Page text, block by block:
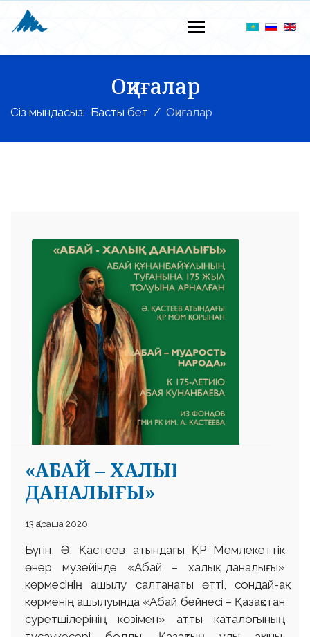
Оқиғалар
Сіз мындасыз: Басты бет Оқиғалар
«АБАЙ – ХАЛЫҚ
ДАНАЛЫҒЫ»
13 Қараша 2020
Бүгін, Ә. Қастеев атындағы ҚР Мемлекеттік
өнер музейінде «Абай – халық даналығы»
көрмесінің ашылу салтанаты өтті, сондай-ақ
көрменің ашылуында «Абай бейнесі – Қазақстан
суретшілерінің көзімен» атты каталогының